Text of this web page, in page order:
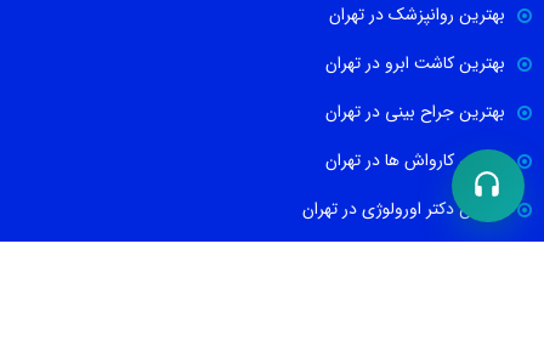
بهترین روانپزشک در تهران
بهترین کاشت ابرو در تهران
بهترین جراح بینی در تهران
بهترین کارواش ها در تهران
بهترین دکتر اورولوژی در تهران